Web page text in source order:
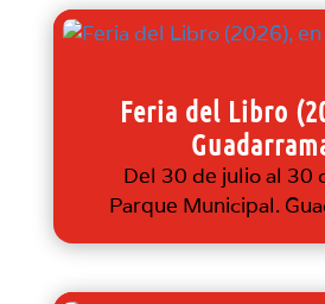
Feria del Libro
Del 30 de julio al 30
Parque Municipal.